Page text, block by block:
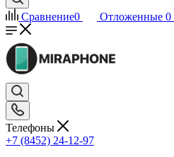
Сравнение0 Отложенные 0
Телефоны
+7 (8452) 24-12-97